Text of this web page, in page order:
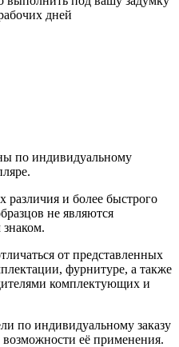
дней
по индивидуальному
и более быстрого
не являются
от представленных
фурнитуре, а также
комплектующих и
по индивидуальному заказу
её применения.